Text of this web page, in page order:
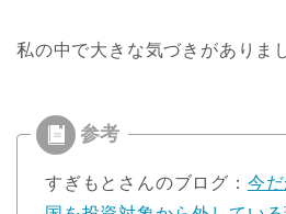
私の中で大きな気づきがありま
すぎもとさんのブログ： 今